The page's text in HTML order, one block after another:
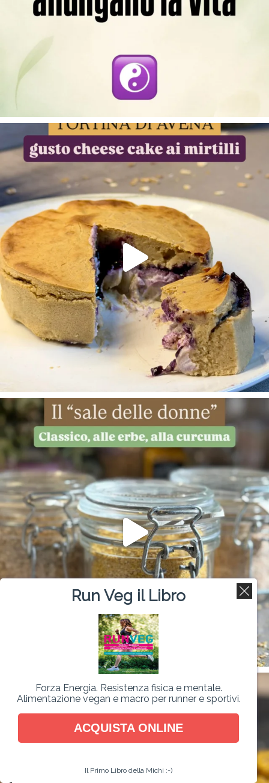
Run Veg il Libro
Forza Energia. Resistenza fisica e mentale.
Alimentazione vegan e macro per runner e sportivi.
ACQUISTA ONLINE
Il Primo Libro della Michi :-)